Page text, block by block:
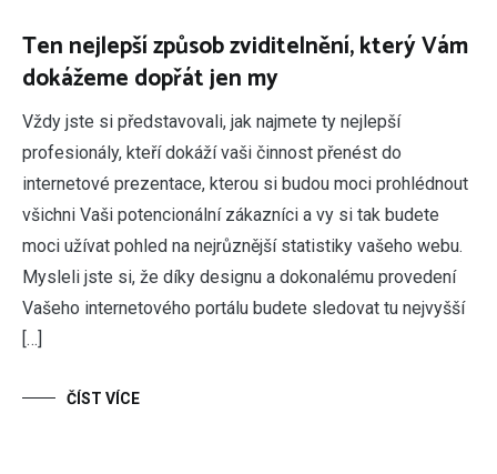
Ten nejlepší způsob zviditelnění, který Vám
dokážeme dopřát jen my
Vždy jste si představovali, jak najmete ty nejlepší
profesionály, kteří dokáží vaši činnost přenést do
internetové prezentace, kterou si budou moci prohlédnout
všichni Vaši potencionální zákazníci a vy si tak budete
moci užívat pohled na nejrůznější statistiky vašeho webu.
Mysleli jste si, že díky designu a dokonalému provedení
Vašeho internetového portálu budete sledovat tu nejvyšší
[…]
ČÍST VÍCE